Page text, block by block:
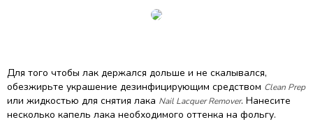
Для того чтобы лак держался дольше и не скалывался,
обезжирьте украшение дезинфицирующим средством Clean Prep
или жидкостью для снятия лака Nail Lacquer Remover. Нанесите
несколько капель лака необходимого оттенка на фольгу.